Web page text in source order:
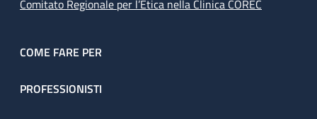
Comitato Regionale per l’Etica nella Clinica COREC
COME FARE PER
PROFESSIONISTI